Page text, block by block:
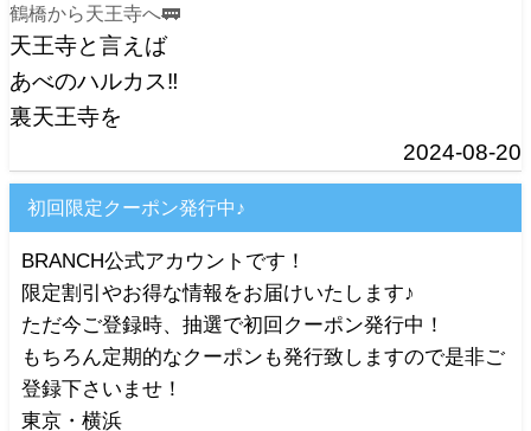
鶴橋から天王寺へ🚃
天王寺と言えば
あべのハルカス‼️
裏天王寺を
2024-08-20
初回限定クーポン発行中♪
BRANCH公式アカウントです！
限定割引やお得な情報をお届けいたします♪
ただ今ご登録時、抽選で初回クーポン発行中！
もちろん定期的なクーポンも発行致しますので是非ご
登録下さいませ！
東京・横浜